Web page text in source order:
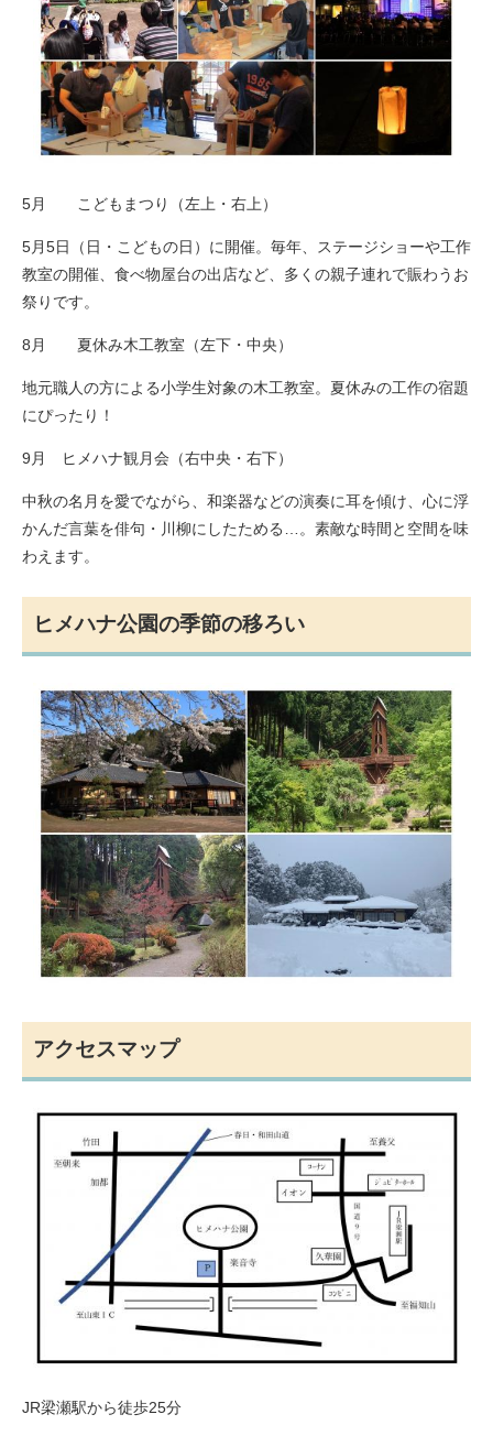
5月 こどもまつり（左上・右上）
5月5日（日・こどもの日）に開催。毎年、ステージショーや工作
教室の開催、食べ物屋台の出店など、多くの親子連れで賑わうお
祭りです。
8月 夏休み木工教室（左下・中央）
地元職人の方による小学生対象の木工教室。夏休みの工作の宿題
にぴったり！
9月 ヒメハナ観月会（右中央・右下）
中秋の名月を愛でながら、和楽器などの演奏に耳を傾け、心に浮
かんだ言葉を俳句・川柳にしたためる…。素敵な時間と空間を味
わえます。
ヒメハナ公園の季節の移ろい
アクセスマップ
JR梁瀬駅から徒歩25分